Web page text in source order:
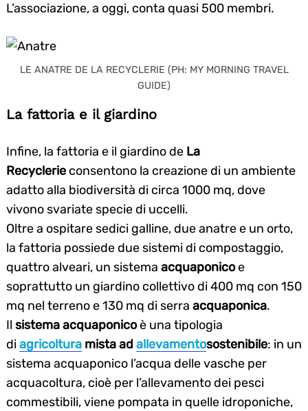
L’associazione, a oggi, conta quasi 500 membri.
LE ANATRE DE LA RECYCLERIE (PH: MY MORNING TRAVEL
GUIDE)
La fattoria e il giardino
Infine, la fattoria e il giardino de La
Recyclerie consentono la creazione di un ambiente
adatto alla biodiversità di circa 1000 mq, dove
vivono svariate specie di uccelli.
Oltre a ospitare sedici galline, due anatre e un orto,
la fattoria possiede due sistemi di compostaggio,
quattro alveari, un sistema acquaponicoe
soprattutto un giardino collettivo di 400 mq con 150
mq nel terreno e 130 mq di serra acquaponica.
Il sistema acquaponicoè una tipologia
diagricoltura mista adallevamentosostenibile: in un
sistema acquaponico l’acqua delle vasche per
acquacoltura, cioè per l’allevamento dei pesci
commestibili, viene pompata in quelle idroponiche,